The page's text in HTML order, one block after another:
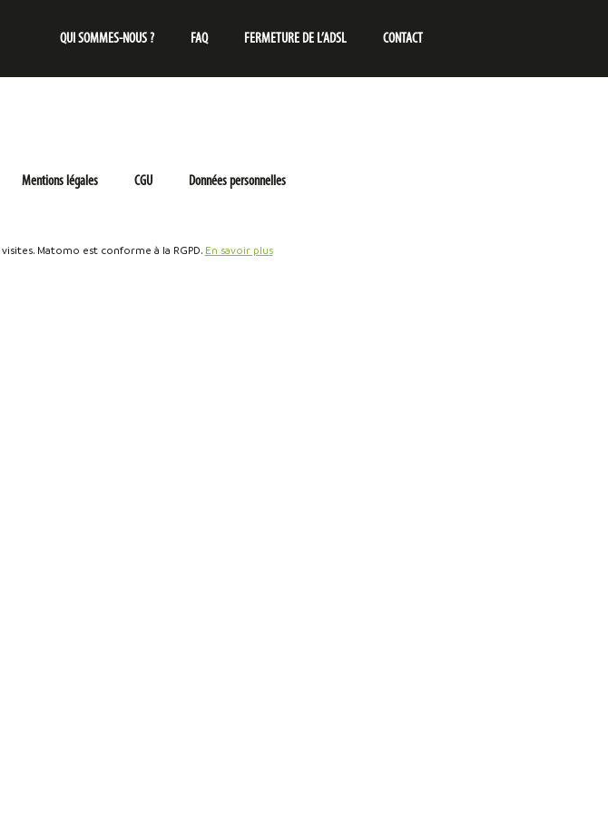
QUI SOMMES-NOUS ? FAQ FERMETURE DE L’ADSL CONTACT
Mentions légales CGU Données personnelles
Matomo est conforme à la RGPD. En savoir plus